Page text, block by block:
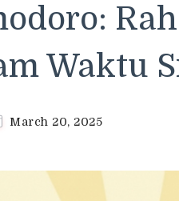
Waktu
March 20, 2025